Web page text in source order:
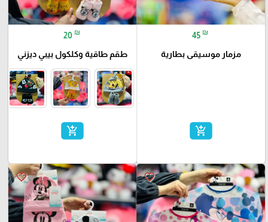
45 ₪
مزمار موسيقى بطارية
add_shopping_cart
20 ₪
طقم طاقية وكلكول بيبي ديزني
add_shopping_cart
favorite_border
favorite_border